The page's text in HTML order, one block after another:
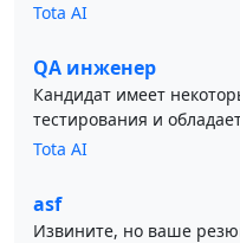
Tota AI
QA инженер
Кандидат имеет
тестирования и
Tota AI
asf
Извините, но ваше